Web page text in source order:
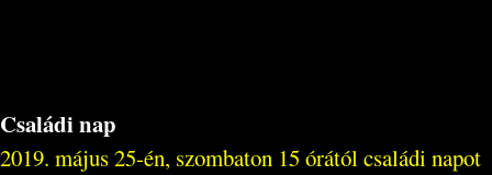
Családi nap
2019. május 25-én, szombaton 15 órától családi napot